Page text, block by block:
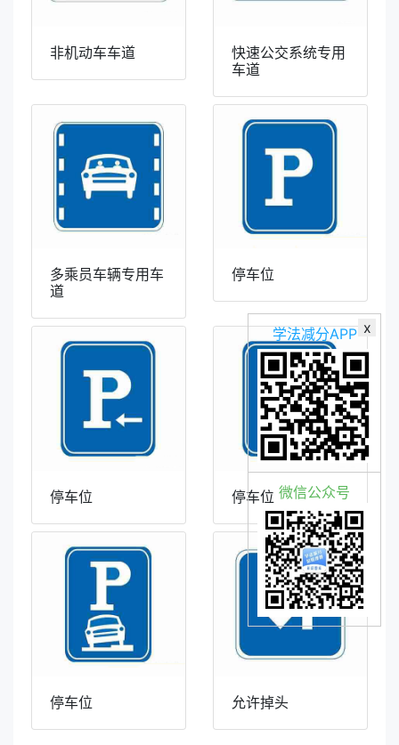
非机动车车道
快速公交系统专用
车道
多乘员车辆专用车
道
停车位
停车位 停车位
停车位 允许掉头
x
学法减分APP
微信公众号